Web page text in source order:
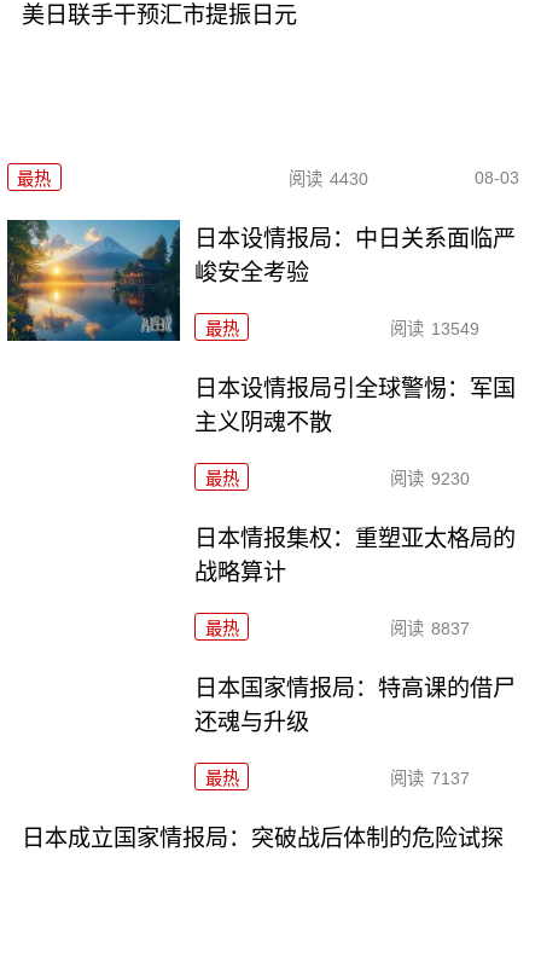
美日联手干预汇市提振日元
最热 阅读 4430 08-03
日本设情报局：中日关系面临严
峻安全考验
最热 阅读 13549
日本设情报局引全球警惕：军国
主义阴魂不散
最热 阅读 9230
日本情报集权：重塑亚太格局的
战略算计
最热 阅读 8837
日本国家情报局：特高课的借尸
还魂与升级
最热 阅读 7137
日本成立国家情报局：突破战后体制的危险试探